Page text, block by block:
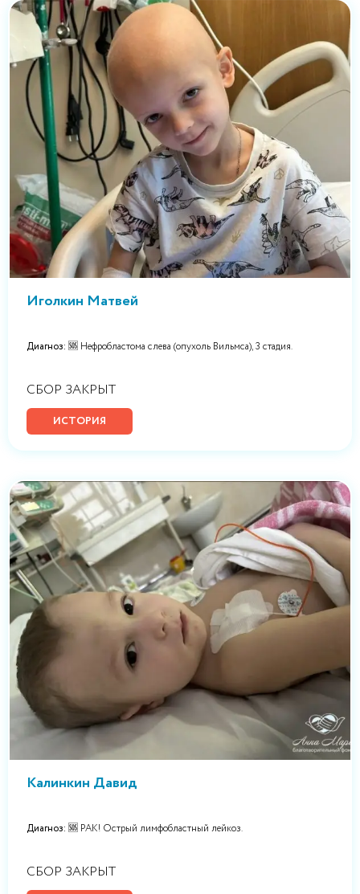
Иголкин Матвей
Диагноз: 🆘 Нефробластома слева (опухоль Вильмса), 3 стадия.
СБОР ЗАКРЫТ
ИСТОРИЯ
Калинкин Давид
Диагноз: 🆘 РАК! Острый лимфобластный лейкоз.
СБОР ЗАКРЫТ